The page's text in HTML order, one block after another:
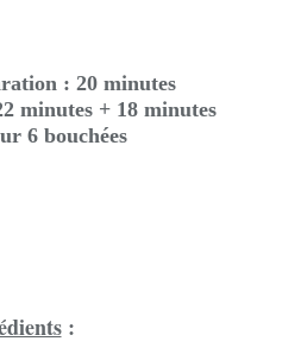
: 20 minutes
minutes + 18 minutes
6 bouchées
: